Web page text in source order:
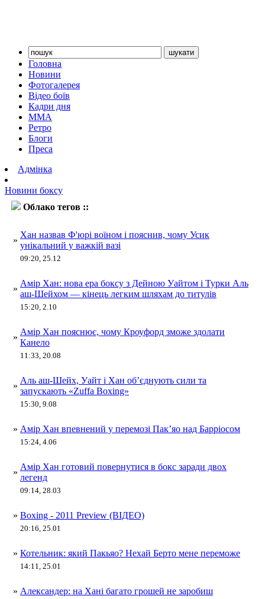
Головна
Новини
Фотогалерея
Відео боїв
Кадри дня
ММА
Ретро
Блоги
Преса
Адмінка
Новини боксу
Облако тегов ::
»
Хан назвав Ф'юрі воїном і пояснив, чому Усик
унікальний у важкій вазі
09:20, 25.12
»
Амір Хан: нова ера боксу з Дейною Уайтом і Турки Аль
аш-Шейхом — кінець легким шляхам до титулів
15:20, 2.10
»
Амір Хан пояснює, чому Кроуфорд зможе здолати
Канело
11:33, 20.08
»
Аль аш-Шейх, Уайт і Хан об’єднують сили та
запускають «Zuffa Boxing»
15:30, 9.08
» Амір Хан впевнений у перемозі Пак’яо над Барріосом
15:24, 4.06
»
Амір Хан готовий повернутися в бокс заради двох
легенд
09:14, 28.03
» Boxing - 2011 Preview (ВІДЕО)
20:16, 25.01
» Котельник: який Пакьяо? Нехай Берто мене переможе
14:11, 25.01
» Александер: на Хані багато грошей не заробиш